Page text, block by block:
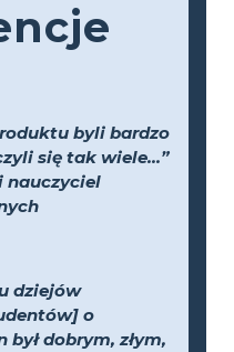
byli bardzo
się tak wiele...”
nauczyciel
dziejów
o
dobrym, złym,